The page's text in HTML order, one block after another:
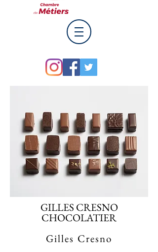
GILLES CRESNO
CHOCOLATIER
Gilles Cresno